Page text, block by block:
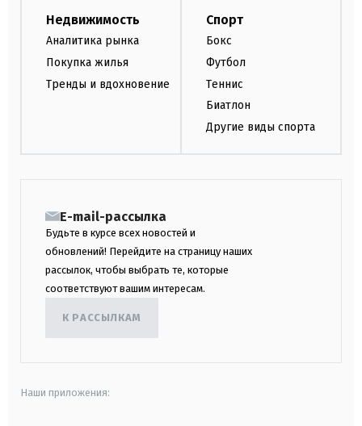
Недвижимость
Аналитика рынка
Покупка жилья
Тренды и вдохновение
Спорт
Бокс
Футбол
Теннис
Биатлон
Другие виды спорта
E-mail-рассылка
Будьте в курсе всех новостей и
обновлений! Перейдите на страницу наших
рассылок, чтобы выбрать те, которые
соответствуют вашим интересам.
К РАССЫЛКАМ
Наши приложения: